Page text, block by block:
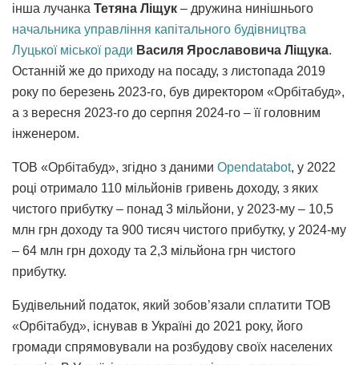
інша лучанка Тетяна Ліщук – дружина нинішнього
начальника управління капітального будівництва
Луцької міської ради Василя Ярославовича Ліщука.
Останній же до приходу на посаду, з листопада 2019
року по березень 2023-го, був директором «Орбітабуд»,
а з вересня 2023-го до серпня 2024-го – її головним
інженером.
ТОВ «Орбітабуд», згідно з даними Оpendatabot, у 2022
році отримало 110 мільйонів гривень доходу, з яких
чистого прибутку – понад 3 мільйони, у 2023-му – 10,5
млн грн доходу та 900 тисяч чистого прибутку, у 2024-му
– 64 млн грн доходу та 2,3 мільйона грн чистого
прибутку.
Будівельний податок, який зобов’язали сплатити ТОВ
«Орбітабуд», існував в Україні до 2021 року, його
громади спрямовували на розбудову своїх населених